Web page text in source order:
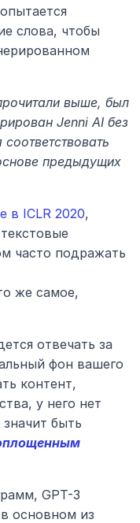
слова, чтобы
выше, был
Jenni AI без
предыдущих
в ICLR 2020,
часто подражать
же самое,
отвечать за
фон вашего
контент,
у него нет
быть
GPT-3
основном из